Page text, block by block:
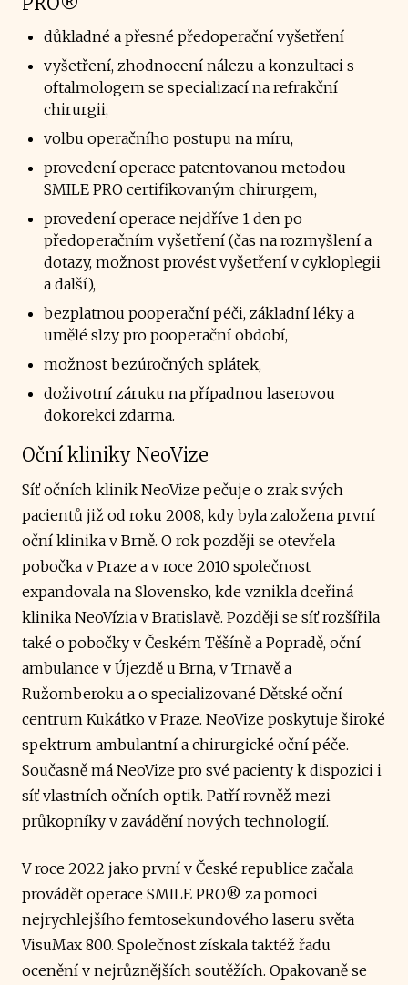
důkladné a přesné předoperační vyšetření
vyšetření, zhodnocení nálezu a konzultaci s
oftalmologem se specializací na refrakční
chirurgii,
volbu operačního postupu na míru,
provedení operace patentovanou metodou
SMILE PRO certifikovaným chirurgem,
provedení operace nejdříve 1 den po
předoperačním vyšetření (čas na rozmyšlení a
dotazy, možnost provést vyšetření v cykloplegii
a další),
bezplatnou pooperační péči, základní léky a
umělé slzy pro pooperační období,
možnost bezúročných splátek,
doživotní záruku na případnou laserovou
dokorekci zdarma.
Oční kliniky NeoVize
Síť očních klinik NeoVize pečuje o zrak svých
pacientů již od roku 2008, kdy byla založena první
oční klinika v Brně. O rok později se otevřela
pobočka v Praze a v roce 2010 společnost
expandovala na Slovensko, kde vznikla dceřiná
klinika NeoVízia v Bratislavě. Později se síť rozšířila
také o pobočky v Českém Těšíně a Popradě, oční
ambulance v Újezdě u Brna, v Trnavě a
Ružomberoku a o specializované Dětské oční
centrum Kukátko v Praze. NeoVize poskytuje široké
spektrum ambulantní a chirurgické oční péče.
Současně má NeoVize pro své pacienty k dispozici i
síť vlastních očních optik. Patří rovněž mezi
průkopníky v zavádění nových technologií.
V roce 2022 jako první v České republice začala
provádět operace SMILE PRO® za pomoci
nejrychlejšího femtosekundového laseru světa
VisuMax 800. Společnost získala taktéž řadu
ocenění v nejrůznějších soutěžích. Opakovaně se